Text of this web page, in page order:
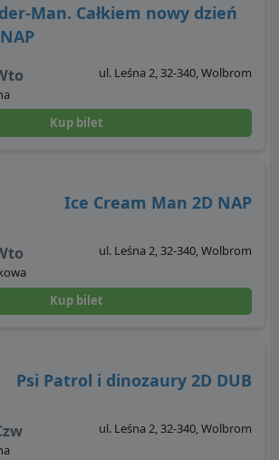
Man. Całkiem nowy dzień
ul. Leśna 2, 32-340, Wolbrom
Kup bilet
Ice Cream Man 2D NAP
ul. Leśna 2, 32-340, Wolbrom
Kup bilet
Psi Patrol i dinozaury 2D DUB
ul. Leśna 2, 32-340, Wolbrom